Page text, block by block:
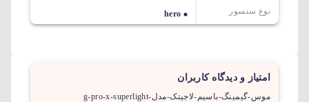
نوع سنسور hero
امتیاز و دیدگاه کاربران
موس-گیمینگ-باسیم-لاجیتک-مدل-g-pro-x-superlight